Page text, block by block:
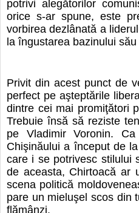
potrivi alegătorilor
orice s-ar spune, este
vorbirea dezlânată a
la îngustarea bazinului
Privit din acest punct de
perfect pe aşteptările
dintre cei mai promiţători
Trebuie însă să reziste
pe Vladimir Voronin.
Chişinăului a început de
care i se potrivesc stilului
de aceasta, Chirtoacă ar
scena politică
pare un mieluşel scos din
flămânzi.